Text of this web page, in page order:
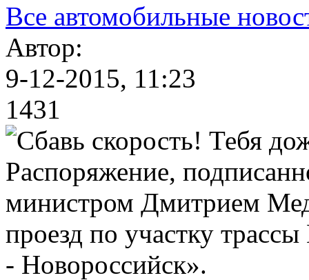
Все автомобильные
Автор:
9-12-2015, 11:23
1431
Распоряжение,
министром Дмитрием
проезд по участку
- Новороссийск».